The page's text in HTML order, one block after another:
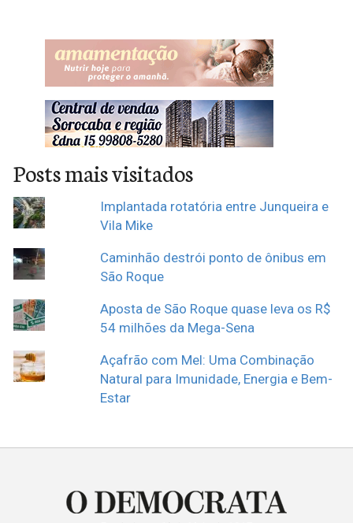
Posts mais visitados
Implantada rotatória entre Junqueira e
Vila Mike
Caminhão destrói ponto de ônibus em
São Roque
Aposta de São Roque quase leva os R$
54 milhões da Mega-Sena
Açafrão com Mel: Uma Combinação
Natural para Imunidade, Energia e Bem-
Estar